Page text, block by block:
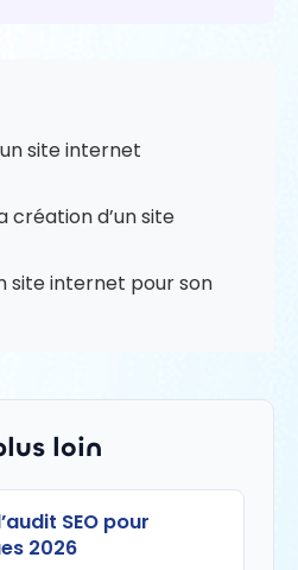
site internet
création d’un site
site internet pour son
loin
SEO pour
2026